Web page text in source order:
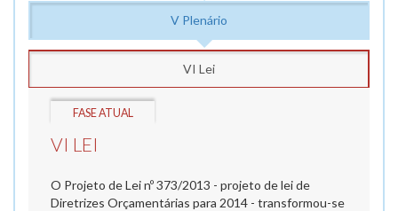
V Plenário
VI Lei
FASE ATUAL
VI LEI
O Projeto de Lei nº 373/2013 - projeto de lei de
Diretrizes Orçamentárias para 2014 - transformou-se